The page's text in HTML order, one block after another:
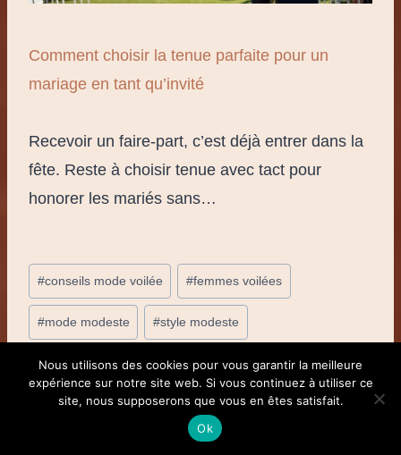
Comment choisir la tenue parfaite pour un
mariage en tant qu’invité
Recevoir un faire-part, c’est déjà entrer dans la
fête. Reste à choisir tenue avec tact pour
honorer les mariés sans…
Étiquettes
de
la
publication :
#conseils mode voilée #femmes voilées
#mode modeste #style modeste
#vêtements élégants
Nous utilisons des cookies pour vous garantir la meilleure
expérience sur notre site web. Si vous continuez à utiliser ce
site, nous supposerons que vous en êtes satisfait.
Ok